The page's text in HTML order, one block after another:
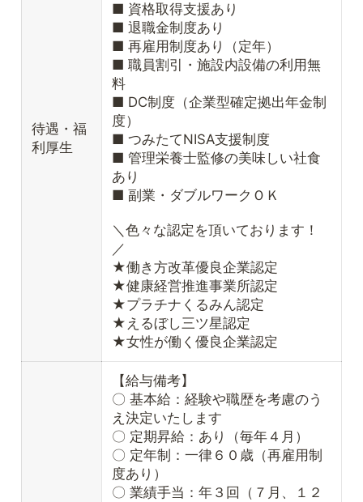
待遇・福
利厚生
■ 資格取得支援あり
■ 退職金制度あり
■ 再雇用制度あり（定年）
■ 職員割引・施設内設備の利用無
料
■ DC制度（企業型確定拠出年金制
度）
■ つみたてNISA支援制度
■ 管理栄養士監修の美味しい社食
あり
■ 副業・ダブルワークＯＫ
＼色々な認定を頂いております！
／
★働き方改革優良企業認定
★健康経営推進事業所認定
★プラチナくるみん認定
★えるぼし三ツ星認定
★女性が働く優良企業認定
【給与備考】
〇 基本給：経験や職歴を考慮のう
え決定いたします
〇 定期昇給：あり（毎年４月）
〇 定年制：一律６０歳（再雇用制
度あり）
〇 業績手当：年３回（７月、１２